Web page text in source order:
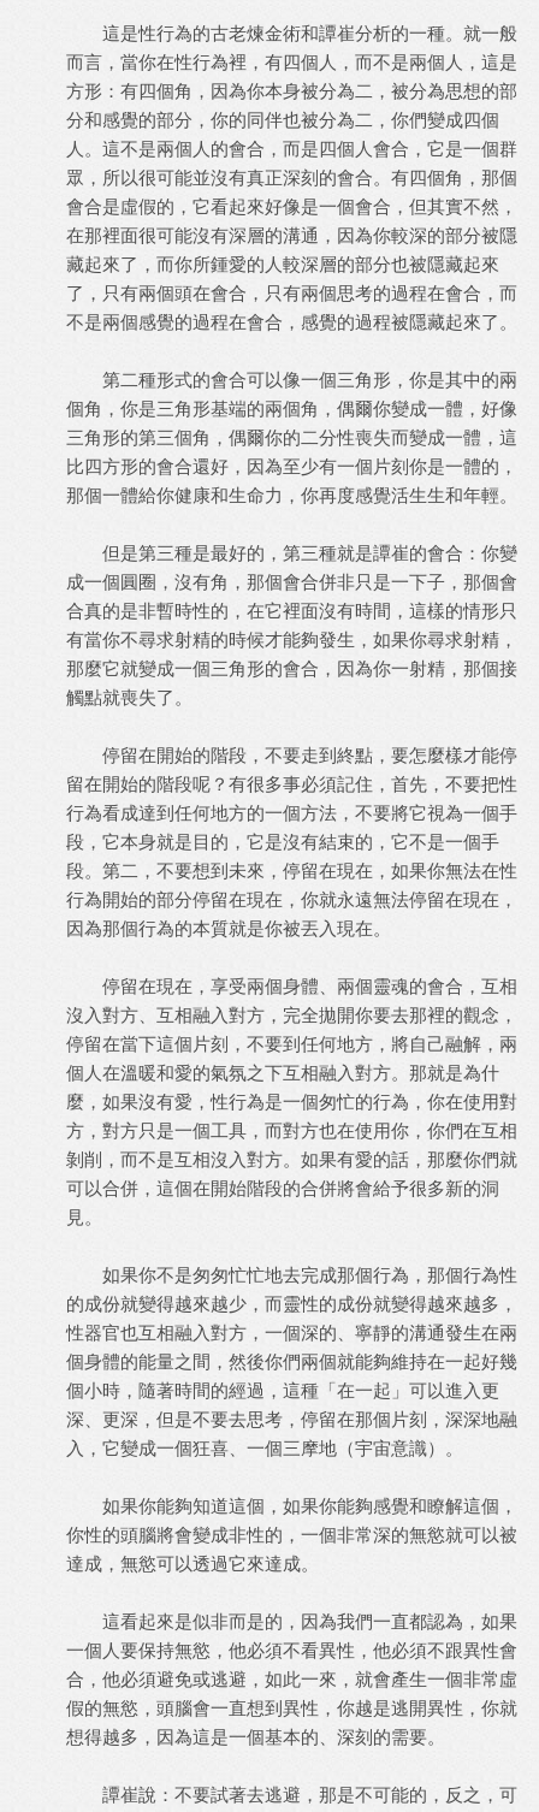
這是性行為的古老煉金術和譚崔分析的一種。就一般
而言，當你在性行為裡，有四個人，而不是兩個人，這是
方形：有四個角，因為你本身被分為二，被分為思想的部
分和感覺的部分，你的同伴也被分為二，你們變成四個
人。這不是兩個人的會合，而是四個人會合，它是一個群
眾，所以很可能並沒有真正深刻的會合。有四個角，那個
會合是虛假的，它看起來好像是一個會合，但其實不然，
在那裡面很可能沒有深層的溝通，因為你較深的部分被隱
藏起來了，而你所鍾愛的人較深層的部分也被隱藏起來
了，只有兩個頭在會合，只有兩個思考的過程在會合，而
不是兩個感覺的過程在會合，感覺的過程被隱藏起來了。
第二種形式的會合可以像一個三角形，你是其中的兩
個角，你是三角形基端的兩個角，偶爾你變成一體，好像
三角形的第三個角，偶爾你的二分性喪失而變成一體，這
比四方形的會合還好，因為至少有一個片刻你是一體的，
那個一體給你健康和生命力，你再度感覺活生生和年輕。
但是第三種是最好的，第三種就是譚崔的會合：你變
成一個圓圈，沒有角，那個會合併非只是一下子，那個會
合真的是非暫時性的，在它裡面沒有時間，這樣的情形只
有當你不尋求射精的時候才能夠發生，如果你尋求射精，
那麼它就變成一個三角形的會合，因為你一射精，那個接
觸點就喪失了。
停留在開始的階段，不要走到終點，要怎麼樣才能停
留在開始的階段呢？有很多事必須記住，首先，不要把性
行為看成達到任何地方的一個方法，不要將它視為一個手
段，它本身就是目的，它是沒有結束的，它不是一個手
段。第二，不要想到未來，停留在現在，如果你無法在性
行為開始的部分停留在現在，你就永遠無法停留在現在，
因為那個行為的本質就是你被丟入現在。
停留在現在，享受兩個身體、兩個靈魂的會合，互相
沒入對方、互相融入對方，完全拋開你要去那裡的觀念，
停留在當下這個片刻，不要到任何地方，將自己融解，兩
個人在溫暖和愛的氣氛之下互相融入對方。那就是為什
麼，如果沒有愛，性行為是一個匆忙的行為，你在使用對
方，對方只是一個工具，而對方也在使用你，你們在互相
剝削，而不是互相沒入對方。如果有愛的話，那麼你們就
可以合併，這個在開始階段的合併將會給予很多新的洞
見。
如果你不是匆匆忙忙地去完成那個行為，那個行為性
的成份就變得越來越少，而靈性的成份就變得越來越多，
性器官也互相融入對方，一個深的、寧靜的溝通發生在兩
個身體的能量之間，然後你們兩個就能夠維持在一起好幾
個小時，隨著時間的經過，這種「在一起」可以進入更
深、更深，但是不要去思考，停留在那個片刻，深深地融
入，它變成一個狂喜、一個三摩地（宇宙意識）。
如果你能夠知道這個，如果你能夠感覺和瞭解這個，
你性的頭腦將會變成非性的，一個非常深的無慾就可以被
達成，無慾可以透過它來達成。
這看起來是似非而是的，因為我們一直都認為，如果
一個人要保持無慾，他必須不看異性，他必須不跟異性會
合，他必須避免或逃避，如此一來，就會產生一個非常虛
假的無慾，頭腦會一直想到異性，你越是逃開異性，你就
想得越多，因為這是一個基本的、深刻的需要。
譚崔說：不要試著去逃避，那是不可能的，反之，可